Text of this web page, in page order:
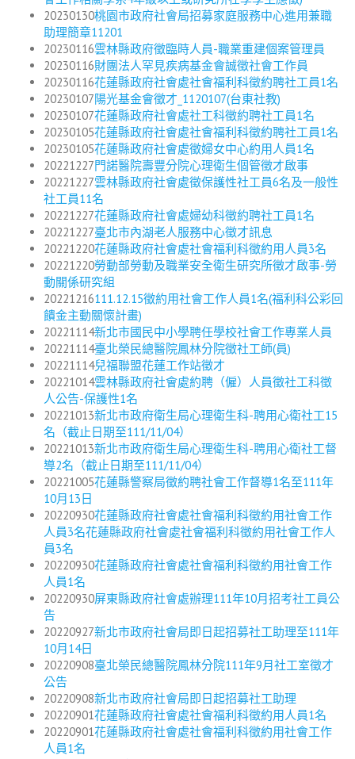
20230130桃園市政府社會局招募家庭服務中心進用兼職
助理簡章11201
20230116雲林縣政府徵臨時人員-職業重建個案管理員
20230116財團法人罕見疾病基金會誠徵社會工作員
20230116花蓮縣政府社會處社會福利科徵約聘社工員1名
20230107陽光基金會徵才_1120107(台東社教)
20230107花蓮縣政府社會處社工科徵約聘社工員1名
20230105花蓮縣政府社會處社會福利科徵約聘社工員1名
20230105花蓮縣政府社會處徵婦女中心約用人員1名
20221227門諾醫院壽豐分院心理衛生個管徵才啟事
20221227雲林縣政府社會處徵保護性社工員6名及一般性
社工員11名
20221227花蓮縣政府社會處婦幼科徵約聘社工員1名
20221227臺北市內湖老人服務中心徵才訊息
20221220花蓮縣政府社會處社會福利科徵約用人員3名
20221220勞動部勞動及職業安全衛生研究所徵才啟事-勞
動關係研究組
20221216111.12.15徵約用社會工作人員1名(福利科公彩回
饋金主動關懷計畫)
20221114新北市國民中小學聘任學校社會工作專業人員
20221114臺北榮民總醫院鳳林分院徵社工師(員)
20221114兒福聯盟花蓮工作站徵才
20221014雲林縣政府社會處約聘（僱）人員徵社工科徵
人公告-保護性1名
20221013新北市政府衛生局心理衛生科-聘用心衛社工15
名（截止日期至111/11/04）
20221013新北市政府衛生局心理衛生科-聘用心衛社工督
導2名（截止日期至111/11/04）
20221005花蓮縣警察局徵約聘社會工作督導1名至111年
10月13日
20220930花蓮縣政府社會處社會福利科徵約用社會工作
人員3名花蓮縣政府社會處社會福利科徵約用社會工作人
員3名
20220930花蓮縣政府社會處社會福利科徵約用社會工作
人員1名
20220930屏東縣政府社會處辦理111年10月招考社工員公
告
20220927新北市政府社會局即日起招募社工助理至111年
10月14日
20220908臺北榮民總醫院鳳林分院111年9月社工室徵才
公告
20220908新北市政府社會局即日起招募社工助理
20220901花蓮縣政府社會處社會福利科徵約用人員1名
20220901花蓮縣政府社會處社會福利科徵約用社會工作
人員1名